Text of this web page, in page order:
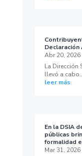
Declaración
Abr 20, 2026
La Dirección
llevó a
leer más
En la DSIA
públicas
formalidad
Mar 31, 2026